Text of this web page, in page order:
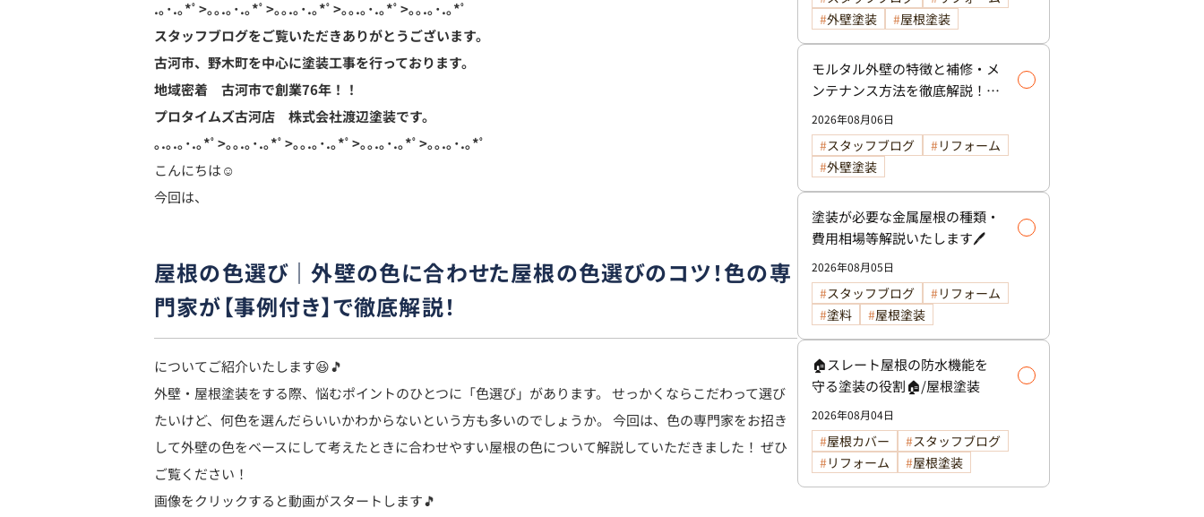
.｡･.｡*ﾟ>｡｡.｡･.｡*ﾟ>｡｡.｡･.｡*ﾟ>｡｡.｡･.｡*ﾟ>｡｡.｡･.｡*ﾟ
スタッフブログをご覧いただきありがとうございます。
古河市、野木町を中心に塗装工事を行っております。
地域密着 古河市で創業76年！！
プロタイムズ古河店 株式会社渡辺塗装です。
｡.｡.｡･.｡*ﾟ>｡｡.｡･.｡*ﾟ>｡｡.｡･.｡*ﾟ>｡｡.｡･.｡*ﾟ>｡｡.｡･.｡*ﾟ
こんにちは☺️
今回は、
屋根の色選び｜外壁の色に合わせた屋根の色選びのコツ！色の専
門家が【事例付き】で徹底解説！
についてご紹介いたします😆🎵
外壁・屋根塗装をする際、悩むポイントのひとつに「色選び」があります。 せっかくならこだわって選び
たいけど、何色を選んだらいいかわからないという方も多いのでしょうか。 今回は、色の専門家をお招き
して外壁の色をベースにして考えたときに合わせやすい屋根の色について解説していただきました！ ぜひ
ご覧ください！
画像をクリックすると動画がスタートします🎵
外壁塗装
屋根塗装
モルタル外壁の特徴と補修・メ
ンテナンス方法を徹底解説！/
外壁塗装
2026年08月06日
スタッフブログ
リフォーム
外壁塗装
塗装が必要な金属屋根の種類・
費用相場等解説いたします🖊️
2026年08月05日
スタッフブログ
リフォーム
塗料
屋根塗装
🏠スレート屋根の防水機能を
守る塗装の役割🏠/屋根塗装
2026年08月04日
屋根カバー
スタッフブログ
リフォーム
屋根塗装